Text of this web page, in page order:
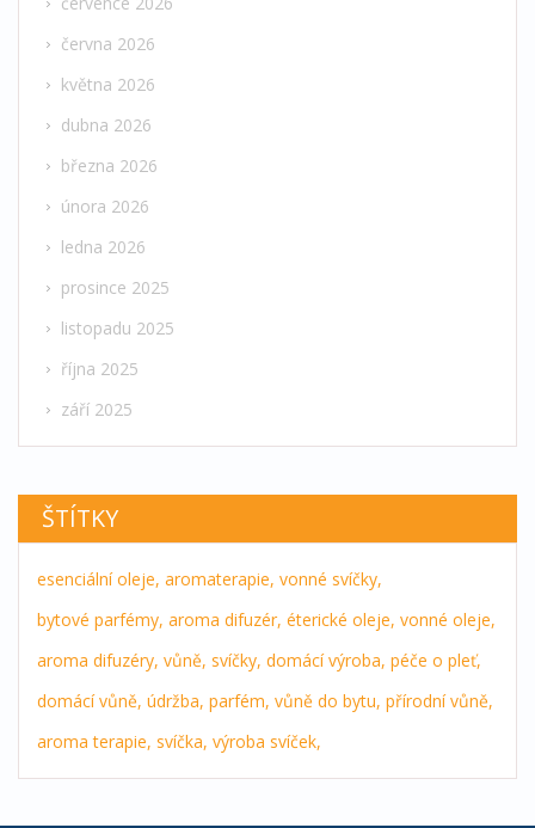
června 2026
května 2026
dubna 2026
března 2026
února 2026
ledna 2026
prosince 2025
listopadu 2025
října 2025
září 2025
ŠTÍTKY
esenciální oleje, aromaterapie, vonné svíčky,
bytové parfémy, aroma difuzér, éterické oleje, vonné oleje,
aroma difuzéry, vůně, svíčky, domácí výroba, péče o pleť,
domácí vůně, údržba, parfém, vůně do bytu, přírodní vůně,
aroma terapie, svíčka, výroba svíček,